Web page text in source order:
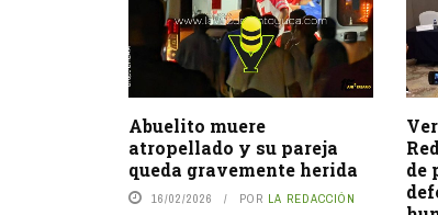
Abuelito muere
atropellado y su pareja
queda gravemente herida
16/02/2026 POR LA REDACCIÓN
de